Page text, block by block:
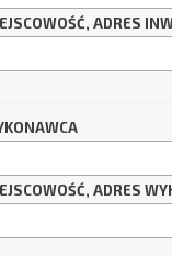
ADRES
ADRES